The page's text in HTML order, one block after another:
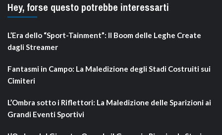
Hey, forse questo potrebbe interessarti
L’Era dello “Sport-Tainment”: Il Boom delle Leghe Create
dagli Streamer
Fantasmi in Campo: La Maledizione degli Stadi Costruiti sui
Cimiteri
L’Ombra sotto i Riflettori: La Maledizione delle Sparizioni ai
Grandi Eventi Sportivi